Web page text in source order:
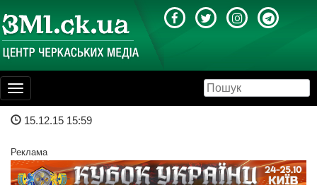
Toggle
navigation
15.12.15 15:59
Реклама